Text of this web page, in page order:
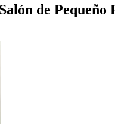
de Pequeño